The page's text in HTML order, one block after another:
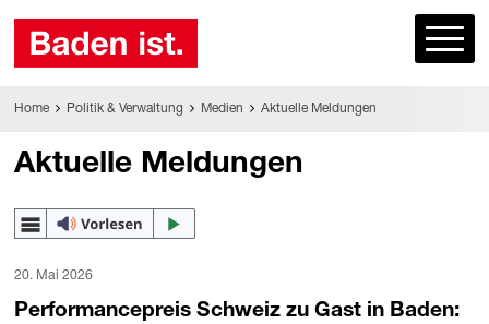
Home Politik & Verwaltung Medien Aktuelle Meldungen
Aktuelle Meldungen
20. Mai 2026
Performancepreis Schweiz zu Gast in Baden: